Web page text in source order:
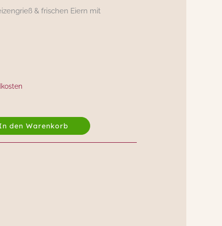
& frischen Eiern mit
den Warenkorb